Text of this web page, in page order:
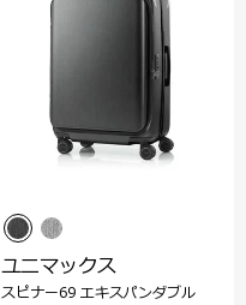
ユニマックス
スピナー69 エキスパンダブル